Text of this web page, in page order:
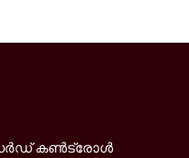
കൺട്രോൾ